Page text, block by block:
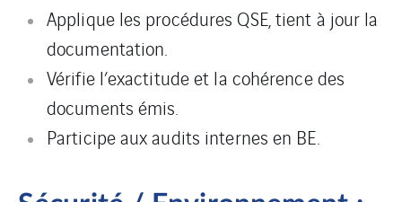
Applique les procédures QSE, tient à jour la
documentation.
Vérifie l’exactitude et la cohérence des
documents émis.
Participe aux audits internes en BE.